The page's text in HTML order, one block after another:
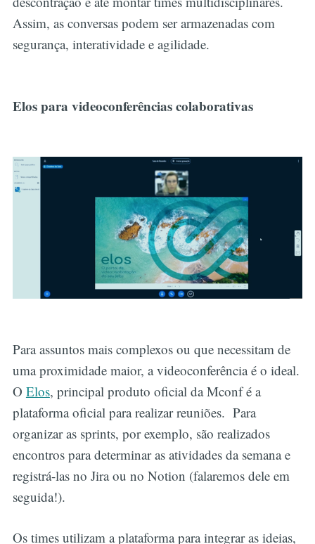
Assim, as conversas podem ser armazenadas com
segurança, interatividade e agilidade.
Elos para videoconferências colaborativas
Para assuntos mais complexos ou que necessitam de
uma proximidade maior, a videoconferência é o ideal.
O Elos, principal produto oficial da Mconf é a
plataforma oficial para realizar reuniões. Para
organizar as sprints, por exemplo, são realizados
encontros para determinar as atividades da semana e
registrá-las no Jira ou no Notion (falaremos dele em
seguida!).
Os times utilizam a plataforma para integrar as ideias,